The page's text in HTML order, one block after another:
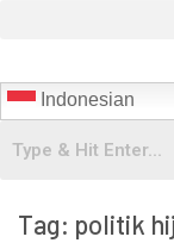
Indonesian
Tag: politik